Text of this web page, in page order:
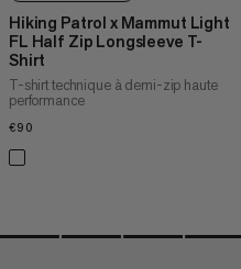
Hiking Patrol x Mammut Light
FL Half Zip Longsleeve T-
Shirt
T-shirt technique à demi-zip haute
performance
€90